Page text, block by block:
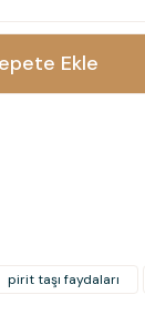
Ekle
pirit taşı faydaları